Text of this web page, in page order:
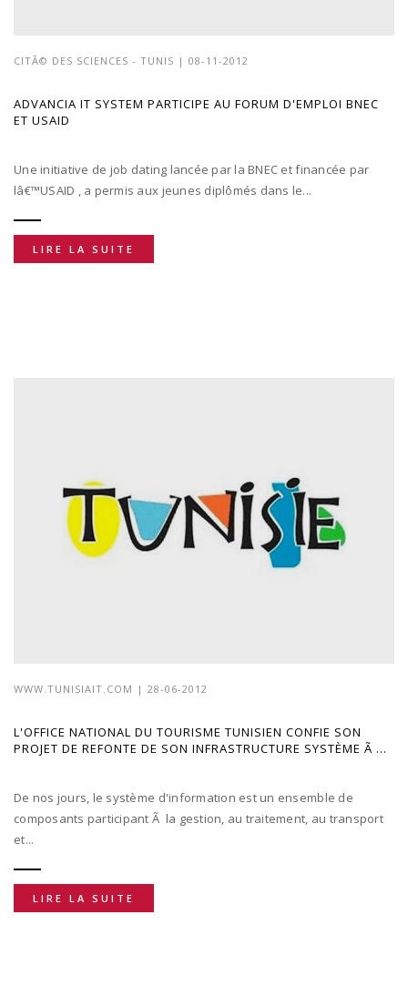
CITÃ© DES SCIENCES - TUNIS | 08-11-2012
ADVANCIA IT SYSTEM PARTICIPE AU FORUM D'EMPLOI BNEC
ET USAID
Une initiative de job dating lancée par la BNEC et financée par
lâ€™USAID , a permis aux jeunes diplômés dans le...
LIRE LA SUITE
WWW.TUNISIAIT.COM | 28-06-2012
L'OFFICE NATIONAL DU TOURISME TUNISIEN CONFIE SON
PROJET DE REFONTE DE SON INFRASTRUCTURE SYSTÈME Ã ...
De nos jours, le système d'information est un ensemble de
composants participant Ã la gestion, au traitement, au transport
et...
LIRE LA SUITE